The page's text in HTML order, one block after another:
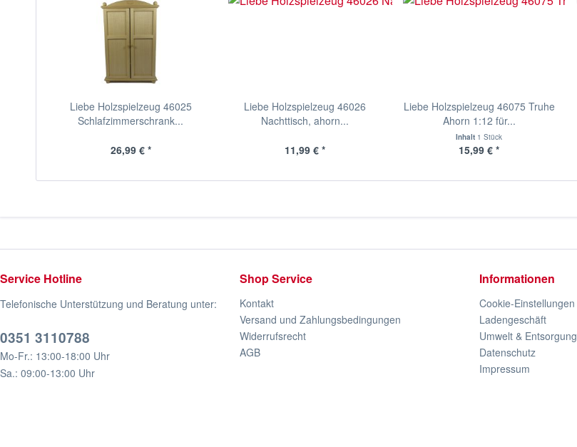
Liebe Holzspielzeug 46025
Schlafzimmerschrank...
26,99 € *
Liebe Holzspielzeug 46026
Nachttisch, ahorn...
11,99 € *
Liebe Holzspielzeug 46075 Truhe
Ahorn 1:12 für...
Inhalt 1 Stück
15,99 € *
Service Hotline
Telefonische Unterstützung und Beratung unter:
0351 3110788
Mo-Fr.: 13:00-18:00 Uhr
Sa.: 09:00-13:00 Uhr
Shop Service
Kontakt
Versand und Zahlungsbedingungen
Widerrufsrecht
AGB
Informationen
Cookie-Einstellungen
Ladengeschäft
Umwelt & Entsorgung
Datenschutz
Impressum